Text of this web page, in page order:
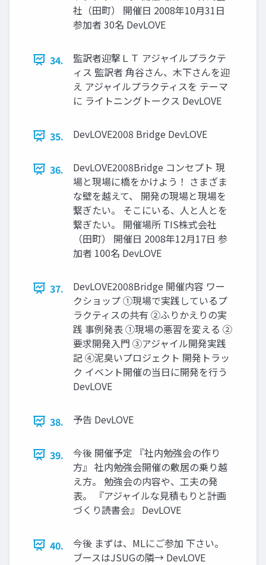
社（田町） 開催日 2008年10月31日
参加者 30名 DevLOVE
34.
監訳者迎撃ＬＴ アジャイルプラクテ
ィス 監訳者 角谷さん、木下さんを迎
え アジャイルプラクティスを テーマ
に ライトニングトークス DevLOVE
35. DevLOVE2008 Bridge DevLOVE
36.
DevLOVE2008Bridge コンセプト 現
場と現場に橋をかけよう！ さまざま
な壁を越えて、 開発の現場と現場を
繋ぎたい。 そこにいる、人と人とを
繋ぎたい。 開催場所 TIS株式会社
（田町） 開催日 2008年12月17日 参
加者 100名 DevLOVE
37.
DevLOVE2008Bridge 開催内容 ワー
クショップ ①現場で実践しているプ
ラクティスの共有 ②ふりかえりの実
践 事例発表 ①現場の悪習を変える ②
要求開発入門 ③アジャイル開発実践
記 ④泥臭いプロジェクト 開発トラッ
ク イベント開催の当日に開発を行う
DevLOVE
38. 予告 DevLOVE
39.
今後 開催予定 『社内勉強会の作り
方』 社内勉強会開催の敷居の乗り越
え方。 勉強会の内容や、工夫の発
表。 『アジャイルな見積もりと計画
づくり読書会』 DevLOVE
40.
今後 まずは、MLにご参加 下さい。
ブースはJSUGの隣→ DevLOVE